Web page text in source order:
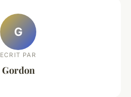
G
ECRIT PAR
Gordon